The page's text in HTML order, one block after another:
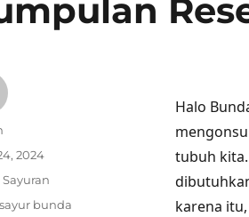
Halo
tubuh
karena
2024
Sayuran
bunda